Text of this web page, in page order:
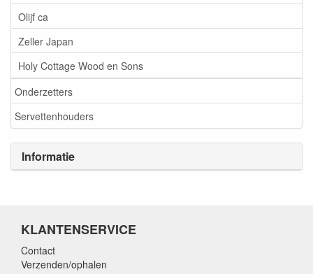
Olijf ca
Zeller Japan
Holy Cottage Wood en Sons
Onderzetters
Servettenhouders
Informatie
KLANTENSERVICE
Contact
Verzenden/ophalen